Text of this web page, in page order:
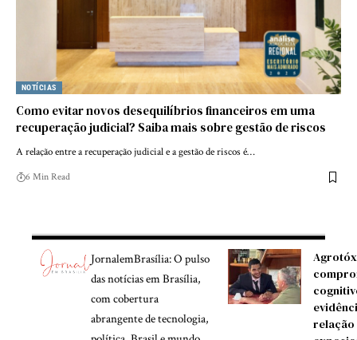
NOTÍCIAS
Como evitar novos desequilíbrios financeiros em uma
recuperação judicial? Saiba mais sobre gestão de riscos
A relação entre a recuperação judicial e a gestão de riscos é…
6 Min Read
JornalemBrasília: O pulso
das notícias em Brasília,
com cobertura
abrangente de tecnologia,